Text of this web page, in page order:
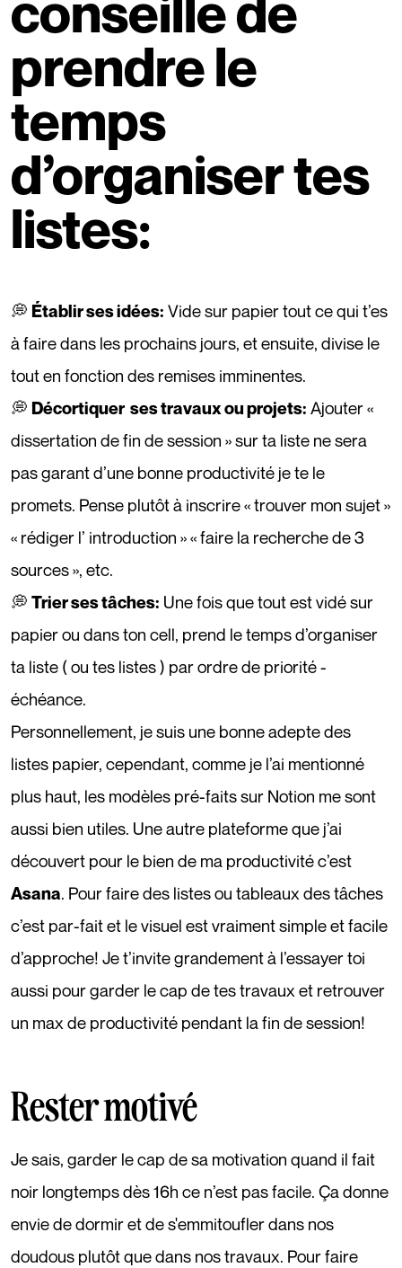
prendre le
temps
d’organiser tes
listes:
💭 Établir ses idées: Vide sur papier tout ce qui t’es
à faire dans les prochains jours, et ensuite, divise le
tout en fonction des remises imminentes.
💭 Décortiquer ses travaux ou projets: Ajouter «
dissertation de fin de session » sur ta liste ne sera
pas garant d’une bonne productivité je te le
promets. Pense plutôt à inscrire « trouver mon sujet »
« rédiger l’ introduction » « faire la recherche de 3
sources », etc.
💭 Trier ses tâches: Une fois que tout est vidé sur
papier ou dans ton cell, prend le temps d’organiser
ta liste ( ou tes listes ) par ordre de priorité -
échéance.
Personnellement, je suis une bonne adepte des
listes papier, cependant, comme je l’ai mentionné
plus haut, les modèles pré-faits sur Notion me sont
aussi bien utiles. Une autre plateforme que j’ai
découvert pour le bien de ma productivité c’est
Asana. Pour faire des listes ou tableaux des tâches
c’est par-fait et le visuel est vraiment simple et facile
d’approche! Je t’invite grandement à l’essayer toi
aussi pour garder le cap de tes travaux et retrouver
un max de productivité pendant la fin de session!
Rester motivé
Je sais, garder le cap de sa motivation quand il fait
noir longtemps dès 16h ce n’est pas facile. Ça donne
envie de dormir et de s'emmitoufler dans nos
doudous plutôt que dans nos travaux. Pour faire